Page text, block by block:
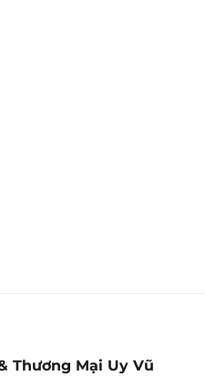
Thương Mại Uy Vũ